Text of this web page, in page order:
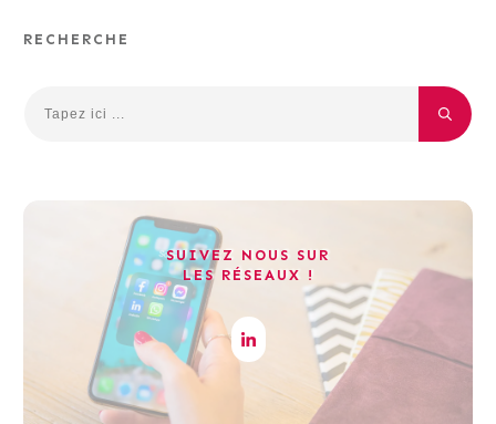
RECHERCHE
SUIVEZ NOUS SUR
LES RÉSEAUX !